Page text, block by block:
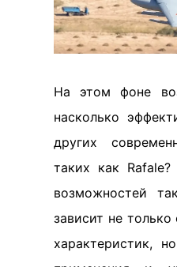
На этом фоне
насколько
других
таких как
возможностей
зависит не
характеристик,